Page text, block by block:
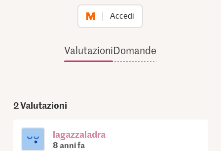
Accedi
ValutazioniDomande
2Valutazioni
lagazzaladra
8 anni fa